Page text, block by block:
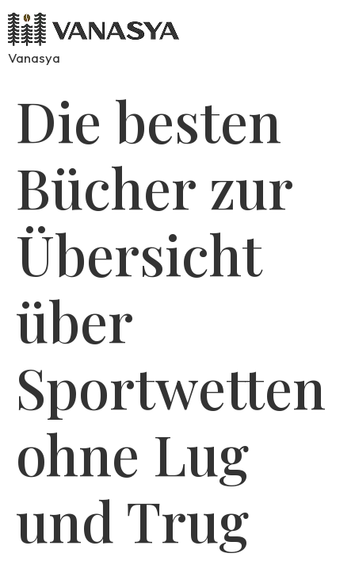
Vanasya
Die besten
Bücher zur
Übersicht
über
Sportwetten
ohne Lug
und Trug